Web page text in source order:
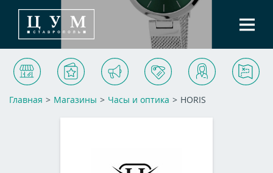
Главная > Магазины > Часы и оптика > HORIS